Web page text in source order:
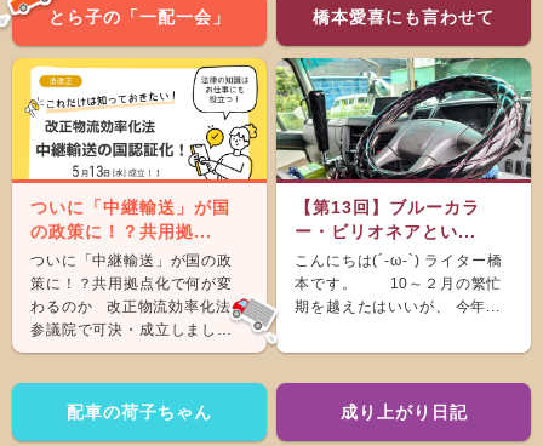
とら子の「一配一会」
ついに「中継輸送」が国
の政策に！？共用拠...
ついに「中継輸送」が国の政
策に！？共用拠点化で何が変
わるのか 改正物流効率化法が
参議院で可決・成立しまし
た。 &nb...
橋本愛喜にも言わせて
【第13回】ブルーカラ
ー・ビリオネアとい...
こんにちは(´-ω-`) ライター橋
本です。 10～２月の繁忙
期を越えたはいいが、 今年...
配車の荷子ちゃん 成り上がり日記